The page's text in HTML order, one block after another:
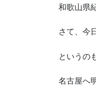
和歌山県
さて、今
というの
名古屋へ